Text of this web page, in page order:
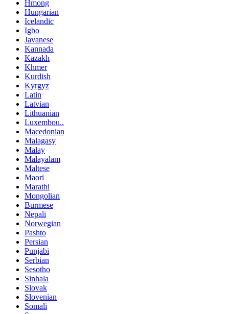
Hmong
Hungarian
Icelandic
Igbo
Javanese
Kannada
Kazakh
Khmer
Kurdish
Kyrgyz
Latin
Latvian
Lithuanian
Luxembou..
Macedonian
Malagasy
Malay
Malayalam
Maltese
Maori
Marathi
Mongolian
Burmese
Nepali
Norwegian
Pashto
Persian
Punjabi
Serbian
Sesotho
Sinhala
Slovak
Slovenian
Somali